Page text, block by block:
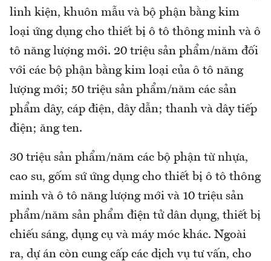
linh kiện, khuôn mẫu và bộ phận bằng kim
loại ứng dụng cho thiết bị ô tô thông minh và ô
tô năng lượng mới. 20 triệu sản phẩm/năm đối
với các bộ phận bằng kim loại của ô tô năng
lượng mới; 50 triệu sản phẩm/năm các sản
phẩm dây, cáp điện, dây dẫn; thanh và dây tiếp
điện; ăng ten.
30 triệu sản phẩm/năm các bộ phận từ nhựa,
cao su, gốm sứ ứng dụng cho thiết bị ô tô thông
minh và ô tô năng lượng mới và 10 triệu sản
phẩm/năm sản phẩm điện tử dân dụng, thiết bị
chiếu sáng, dụng cụ và máy móc khác. Ngoài
ra, dự án còn cung cấp các dịch vụ tư vấn, cho